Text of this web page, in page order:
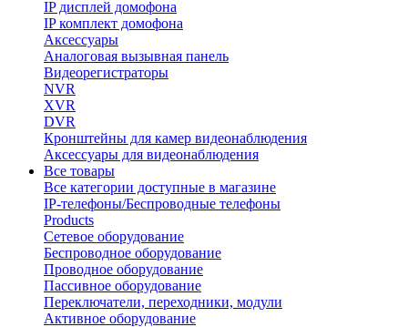
IP дисплей домофона
IP комплект домофона
Аксессуары
Аналоговая вызывная панель
Видеорегистраторы
NVR
XVR
DVR
Кронштейны для камер видеонаблюдения
Аксессуары для видеонаблюдения
Все товары
Все категории доступные в магазине
IP-телефоны/Беспроводные телефоны
Products
Сетевое оборудование
Беспроводное оборудование
Проводное оборудование
Пассивное оборудование
Переключатели, переходники, модули
Активное оборудование